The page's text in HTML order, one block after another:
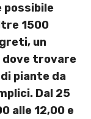
possibile
1500
un
dove trovare
piante da
Dal 25
alle 12,00 e